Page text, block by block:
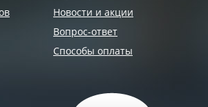
Новости и акции
Вопрос-ответ
Способы оплаты